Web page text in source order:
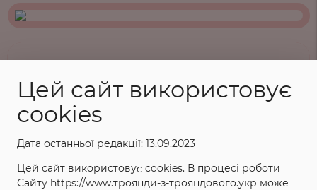
Цей сайт використовує
cookies
Дата останньої редакції: 13.09.2023
Цей сайт використовує cookies. В процесі роботи
Сайту https://www.троянди-з-трояндового.укр може
ХАРАКТЕРИСТИКИ
Назва: Каталіна
Повна назва: Catalina
троянди-патіо